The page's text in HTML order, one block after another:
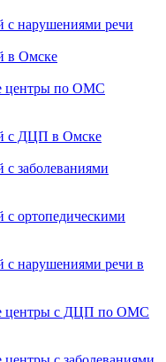
с нарушениями речи
в Омске
центры по ОМС
с ДЦП в Омске
с заболеваниями
с ортопедическими
с нарушениями речи в
центры с ДЦП по ОМС